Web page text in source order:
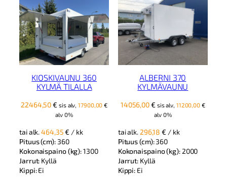
KIOSKIVAUNU 360
KYLMÄ TILALLA
22464,50€ sis alv,17900,00€
alv 0%
tai alk.464,35€ / kk
Pituus (cm): 360
Kokonaispaino (kg):1300
Jarrut: Kyllä
Kippi:Ei
ALBERNI 370
KYLMÄVAUNU
14056,00€ sis alv, 11200,00 €
alv 0%
tai alk. 296,18€ / kk
Pituus (cm):360
Kokonaispaino (kg): 2000
Jarrut: Kyllä
Kippi: Ei